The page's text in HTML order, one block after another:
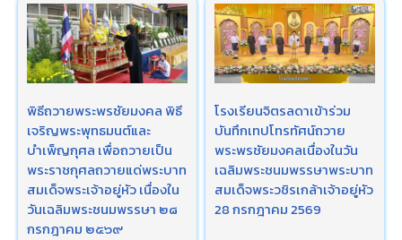
พิธีถวายพระพรชัยมงคล พิธี
เจริญพระพุทธมนต์และ
บำเพ็ญกุศล เพื่อถวายเป็น
พระราชกุศลถวายแด่พระบาท
สมเด็จพระเจ้าอยู่หัว เนื่องใน
วันเฉลิมพระชนมพรรษา ๒๘
กรกฎาคม ๒๕๖๙
โรงเรียนจิตรลดาเข้าร่วม
บันทึกเทปโทรทัศน์​ถวาย
พระพร​ชัยมงคลเนื่องในวัน
เฉลิมพระชนมพรรษาพระบาท
สมเด็จพระวชิรเกล้าเจ้าอยู่หัว
28​ กรกฎาคม​ 2569